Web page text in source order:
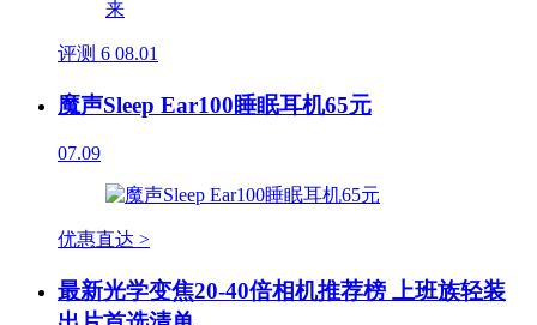
评测 6 08.01
魔声Sleep Ear100睡眠耳机65元
07.09
优惠直达 >
最新光学变焦20-40倍相机推荐榜 上班族轻装